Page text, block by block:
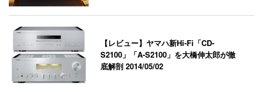
【レビュー】ヤマハ新Hi-Fi「CD-
S2100」「A-S2100」を大橋伸太郎が徹
底解剖2014/05/02